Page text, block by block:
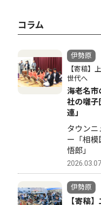
4
コラム
伊勢原
【寄稿】
世代へ
海老名
社の囃子
連」
タウンニ
ー「相模
悟郎」
2026.03.07
伊勢原
【寄稿